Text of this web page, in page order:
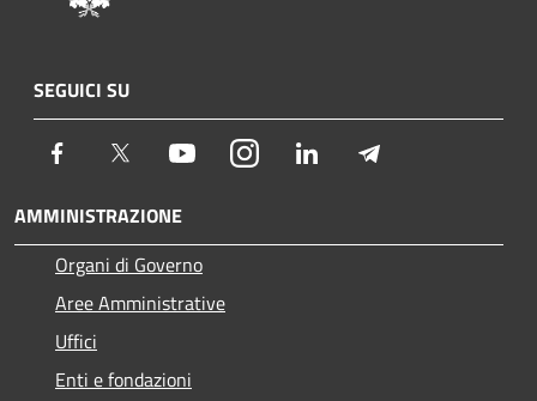
SEGUICI SU
Facebook Twitter YoutubeInstagram LinkedIn
AMMINISTRAZIONE
Organi di Governo
Aree Amministrative
Uffici
Enti e fondazioni